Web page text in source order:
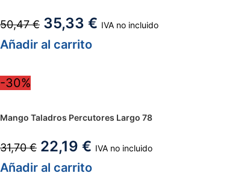
50,47€ 35,33 € IVA no incluido
Añadir al carrito
-30%
Mango Taladros Percutores Largo 78
31,70€ 22,19 € IVA no incluido
Añadir al carrito